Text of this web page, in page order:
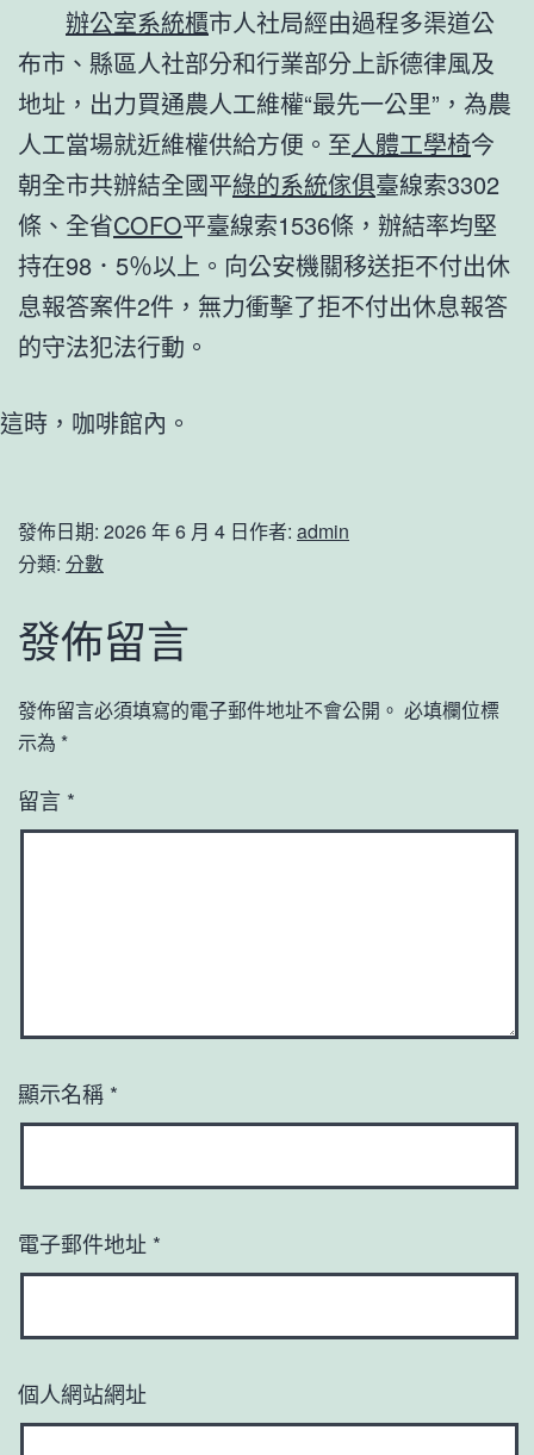
辦公室系統櫃市人社局經由過程多渠道公
布市、縣區人社部分和行業部分上訴德律風及
地址，出力買通農人工維權“最先一公里”，為農
人工當場就近維權供給方便。至人體工學椅今
朝全市共辦結全國平綠的系統傢俱臺線索3302
條、全省COFO平臺線索1536條，辦結率均堅
持在98．5％以上。向公安機關移送拒不付出休
息報答案件2件，無力衝擊了拒不付出休息報答
的守法犯法行動。
這時，咖啡館內。
發佈日期: 2026 年 6 月 4 日作者: admin
分類: 分數
發佈留言
發佈留言必須填寫的電子郵件地址不會公開。 必填欄位標
示為 *
留言 *
顯示名稱 *
電子郵件地址 *
個人網站網址